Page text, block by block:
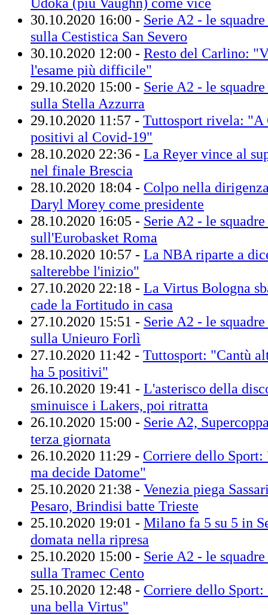
30.10.2020 16:00 - Serie A2 - le
sulla Cestistica San Severo
30.10.2020 12:00 - Resto del Carlino:
l'esame più difficile"
29.10.2020 15:00 - Serie A2 - le
sulla Stella Azzurra
29.10.2020 11:57 - Tuttosport rivela: "A
positivi al Covid-19"
28.10.2020 22:36 - La Reyer vince al
nel finale Brescia
28.10.2020 18:04 - Colpo nella
Daryl Morey come presidente
28.10.2020 16:05 - Serie A2 - le
sull'Eurobasket Roma
28.10.2020 10:57 - La NBA riparte a
salterebbe l'inizio"
27.10.2020 22:18 - La Virtus Bologna
cade la Fortitudo in casa
27.10.2020 15:51 - Serie A2 - le
sulla Unieuro Forlì
27.10.2020 11:42 - Tuttosport: "Cantù
ha 5 positivi"
26.10.2020 19:41 - L'asterisco della
sminuisce i Lakers, poi ritratta
26.10.2020 15:00 - Serie A2,
terza giornata
26.10.2020 11:29 - Corriere dello
ma decide Datome"
25.10.2020 21:38 - Venezia piega
Pesaro, Brindisi batte Trieste
25.10.2020 19:01 - Milano fa 5 su 5 in
domata nella ripresa
25.10.2020 15:00 - Serie A2 - le
sulla Tramec Cento
25.10.2020 12:48 - Corriere dello
una bella Virtus"